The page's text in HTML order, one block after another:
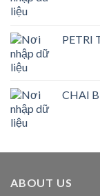
PETRI
CHAI
ABOUT US